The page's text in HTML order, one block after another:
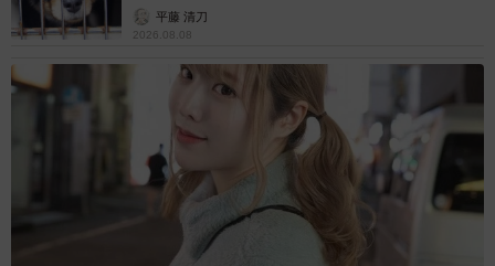
平藤 清刀
2026.08.08